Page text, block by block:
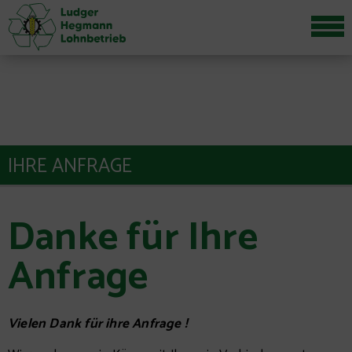
IHRE ANFRAGE
Danke für Ihre
Anfrage
Vielen Dank für ihre Anfrage !